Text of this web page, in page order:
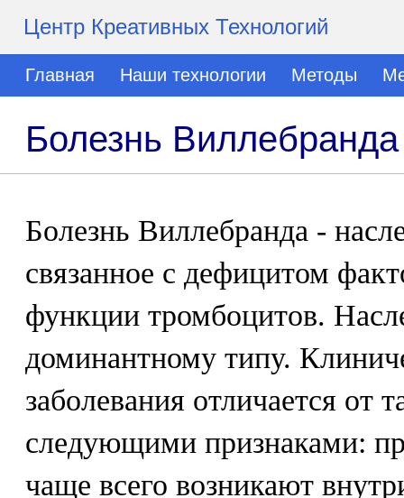
Центр Креативных Технологий
Главная Наши технологии Методы
Болезнь Виллебранда
Болезнь Виллебранда -
связанное с дефицитом
функции тромбоцитов.
доминантному типу.
заболевания отличается от
следующими признаками:
чаще всего возникают